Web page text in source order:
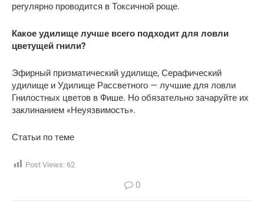
регулярно проводится в Токсичной роще.
Какое удилище лучше всего подходит для ловли
цветущей гнили?
Эфирный призматический удилище, Серафический
удилище и Удилище Рассветного — лучшие для ловли
Гнилостных цветов в Фише. Но обязательно зачаруйте их
заклинанием «Неуязвимость».
Статьи по теме
Post Views: 62
0